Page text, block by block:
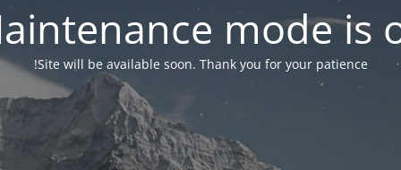
mode is
Site will be available soon. Thank you for your patience!